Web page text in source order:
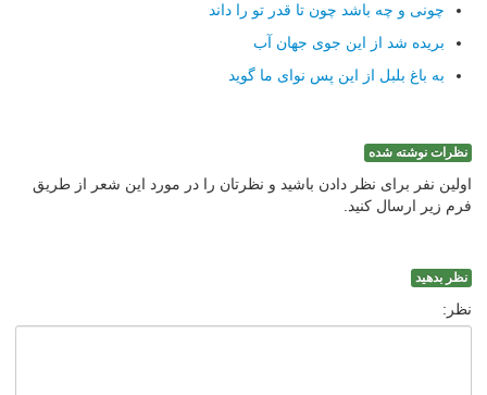
چونی و چه باشد چون تا قدر تو را داند
بریده شد از این جوی جهان آب
به باغ بلبل از این پس نوای ما گوید
نظرات نوشته شده
اولین نفر برای نظر دادن باشید و نظرتان را در مورد این شعر از طریق
فرم زیر ارسال کنید.
نظر بدهید
نظر: